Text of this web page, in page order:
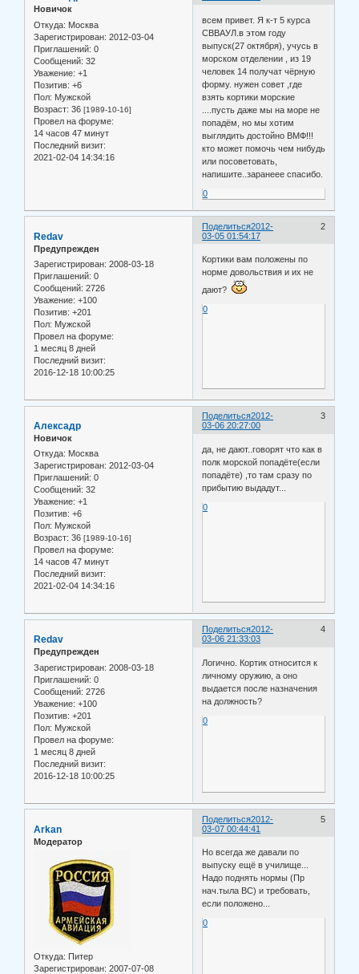
Новичок
Откуда: Москва
Зарегистрирован: 2012-03-04
Приглашений: 0
Сообщений: 32
Уважение: +1
Позитив: +6
Пол: Мужской
Возраст: 36 [1989-10-16]
Провел на форуме:
14 часов 47 минут
Последний визит:
2021-02-04 14:34:16
всем привет. Я к-т 5 курса
СВВАУЛ.в этом году
выпуск(27 октября), учусь в
морском отделении , из 19
человек 14 получат чёрную
форму. нужен совет ,где
взять кортики морские
....пусть даже мы на море не
попадём, но мы хотим
выглядить достойно ВМФ!!!
кто может помочь чем нибудь
или посоветовать,
напишите..заранеее спасибо.
0
Поделиться 2
2012-
03-05 01:54:17
Redav
Предупрежден
Зарегистрирован: 2008-03-18
Приглашений: 0
Сообщений: 2726
Уважение: +100
Позитив: +201
Пол: Мужской
Провел на форуме:
1 месяц 8 дней
Последний визит:
2016-12-18 10:00:25
Кортики вам положены по
норме довольствия и их не
дают?
0
Поделиться 3
2012-
03-06 20:27:00
Алексадр
Новичок
Откуда: Москва
Зарегистрирован: 2012-03-04
Приглашений: 0
Сообщений: 32
Уважение: +1
Позитив: +6
Пол: Мужской
Возраст: 36 [1989-10-16]
Провел на форуме:
14 часов 47 минут
Последний визит:
2021-02-04 14:34:16
да, не дают..говорят что как в
полк морской попадёте(если
попадёте) ,то там сразу по
прибытию выдадут...
0
Поделиться 4
2012-
03-06 21:33:03
Redav
Предупрежден
Зарегистрирован: 2008-03-18
Приглашений: 0
Сообщений: 2726
Уважение: +100
Позитив: +201
Пол: Мужской
Провел на форуме:
1 месяц 8 дней
Последний визит:
2016-12-18 10:00:25
Логично. Кортик относится к
личному оружию, а оно
выдается после назначения
на должность?
0
Поделиться 5
2012-
03-07 00:44:41
Arkan
Модератор
Откуда: Питер
Зарегистрирован: 2007-07-08
Но всегда же давали по
выпуску ещё в училище...
Надо поднять нормы (Пр
нач.тыла ВС) и требовать,
если положено...
0